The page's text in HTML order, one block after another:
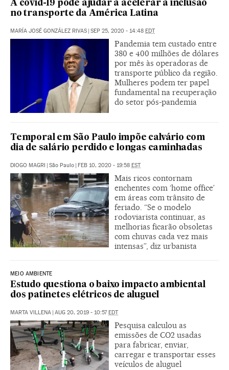
A covid-19 pode ajudar a acelerar a inclusão
no transporte da América Latina
MARÍA JOSÉ GONZÁLEZ RIVAS SEP 25, 2020 - 14:48 EDT
Pandemia tem custado entre
380 e 400 milhões de dólares
por mês às operadoras de
transporte público da região.
Mulheres podem ter papel
fundamental na recuperação
do setor pós-pandemia
Temporal em São Paulo impõe calvário com
dia de salário perdido e longas caminhadas
DIOGO MAGRI São Paulo FEB 10, 2020 - 19:58 EST
Mais ricos contornam
enchentes com ‘home office’
em áreas com trânsito de
feriado. “Se o modelo
rodoviarista continuar, as
melhorias ficarão obsoletas
com chuvas cada vez mais
intensas”, diz urbanista
MEIO AMBIENTE
Estudo questiona o baixo impacto ambiental
dos patinetes elétricos de aluguel
MARTA VILLENA AUG 20, 2019 - 10:57 EDT
Pesquisa calculou as
emissões de CO2 usadas
para fabricar, enviar,
carregar e transportar esses
veículos de aluguel